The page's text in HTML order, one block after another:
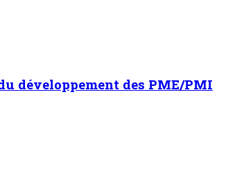
développement des PME/PMI